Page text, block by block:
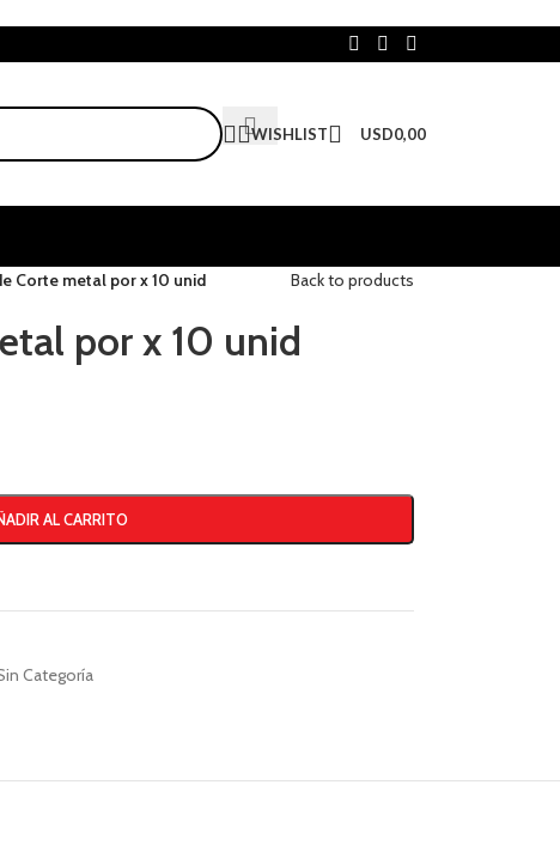
WISHLIST USD0,00
Corte metal por x 10 unid Back to products
por x 10 unid
AL CARRITO
Categoría